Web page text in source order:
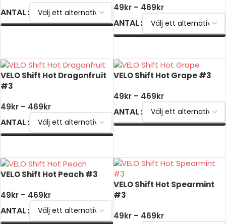
ANTAL 49kr – 469kr
ANTAL
VELO Shift Hot Dragonfruit
#3
49kr – 469kr
ANTAL
VELO Shift Hot Grape #3
49kr – 469kr
ANTAL
VELO Shift Hot Peach #3
49kr – 469kr
ANTAL
VELO Shift Hot Spearmint
#3
49kr – 469kr